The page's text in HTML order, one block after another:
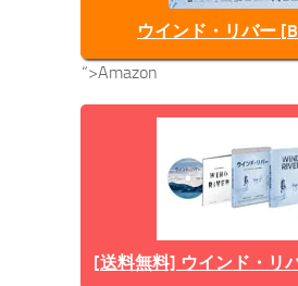
ウインド・リバー
“>Amazon
[送料無料] ウインド・リ